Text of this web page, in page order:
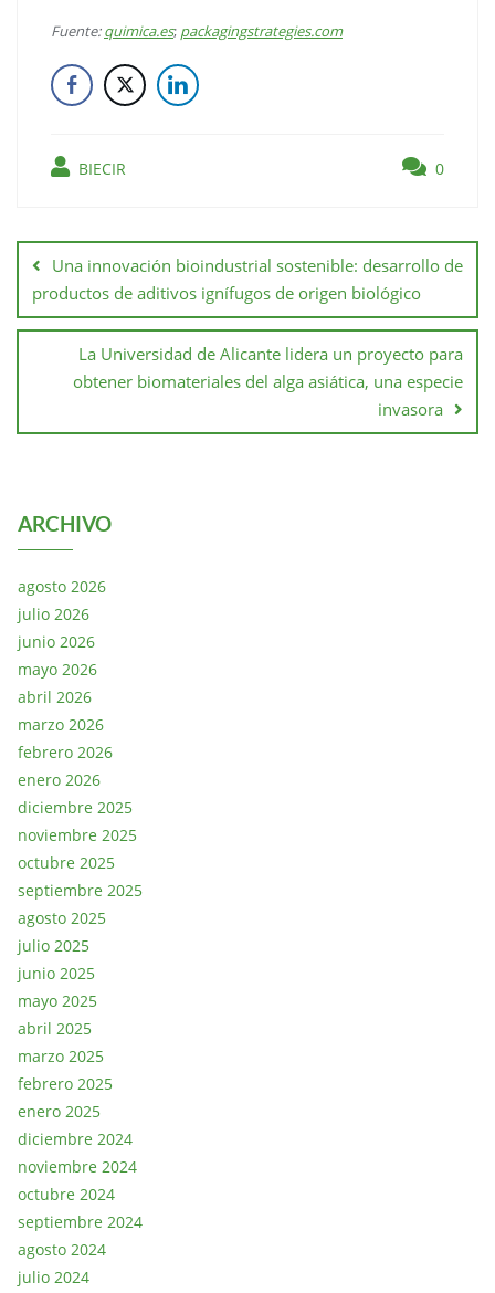
Fuente:quimica.es; packagingstrategies.com
BIECIR 0
Una innovación bioindustrial sostenible: desarrollo de
productos de aditivos ignífugos de origen biológico
La Universidad de Alicante lidera un proyecto para
obtener biomateriales del alga asiática, una especie
invasora
ARCHIVO
agosto 2026
julio 2026
junio 2026
mayo 2026
abril 2026
marzo 2026
febrero 2026
enero 2026
diciembre 2025
noviembre 2025
octubre 2025
septiembre 2025
agosto 2025
julio 2025
junio 2025
mayo 2025
abril 2025
marzo 2025
febrero 2025
enero 2025
diciembre 2024
noviembre 2024
octubre 2024
septiembre 2024
agosto 2024
julio 2024